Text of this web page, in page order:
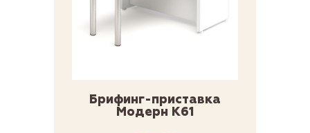
Брифинг-приставка
Модерн К61